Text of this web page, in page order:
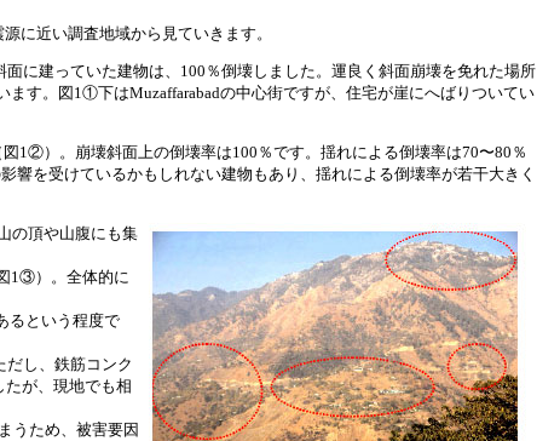
に近い調査地域から見ていきます。
に建っていた建物は、100％倒壊しました。運良く斜面崩壊を免れた場所
す。図1①下はMuzaffarabadの中心街ですが、住宅が崖にへばりついてい
1②）。崩壊斜面上の倒壊率は100％です。揺れによる倒壊率は70〜80％
を受けているかもしれない建物もあり、揺れによる倒壊率が若干大きく
の頂や山腹にも集
1③）。全体的に
るという程度で
し、鉄筋コンク
が、現地でも相
うため、被害要因